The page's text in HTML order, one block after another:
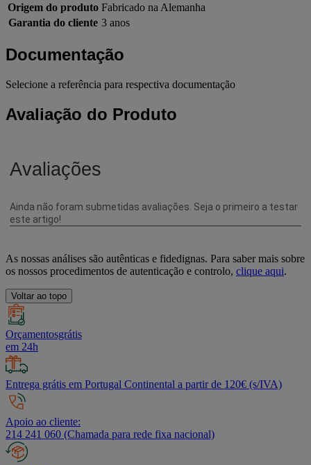
Origem do produto Fabricado na Alemanha
Garantia do cliente 3 anos
Documentação
Selecione a referência para respectiva documentação
Avaliação do Produto
As nossas análises são autênticas e fidedignas. Para saber mais sobre
os nossos procedimentos de autenticação e controlo, clique aqui.
Voltar ao topo
Orçamentosgrátis
em 24h
Entrega grátis em Portugal Continental a partir de 120€ (s/IVA)
Apoio ao cliente:
214 241 060 (Chamada para rede fixa nacional)